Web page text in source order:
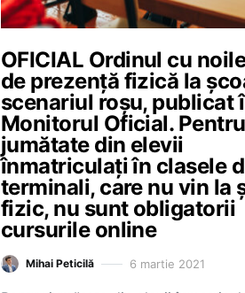
OFICIAL Ordinul cu
de prezență fizică la
scenariul roșu, publicat
Monitorul Oficial. Pentru
jumătate din elevii
înmatriculați în clasele
terminali, care nu vin la
fizic, nu sunt obligatorii
cursurile online
Mihai Peticilă 6 martie 2021